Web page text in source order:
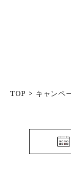
TOP キャンペ